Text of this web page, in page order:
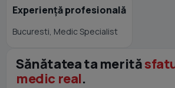
Experiență profesională
Bucuresti, Medic Specialist
Sănătatea ta merită
medic real.